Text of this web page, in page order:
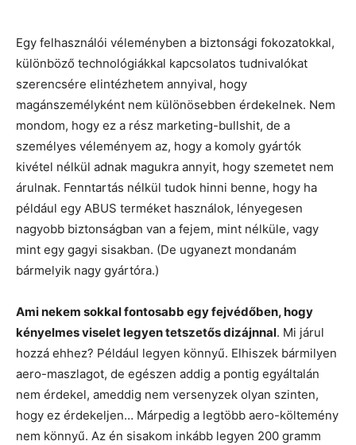
Egy felhasználói véleményben a biztonsági fokozatokkal,
különböző technológiákkal kapcsolatos tudnivalókat
szerencsére elintézhetem annyival, hogy
magánszemélyként nem különösebben érdekelnek. Nem
mondom, hogy ez a rész marketing-bullshit, de a
személyes véleményem az, hogy a komoly gyártók
kivétel nélkül adnak magukra annyit, hogy szemetet nem
árulnak. Fenntartás nélkül tudok hinni benne, hogy ha
például egy ABUS terméket használok, lényegesen
nagyobb biztonságban van a fejem, mint nélküle, vagy
mint egy gagyi sisakban. (De ugyanezt mondanám
bármelyik nagy gyártóra.)
Ami nekem sokkal fontosabb egy fejvédőben, hogy
kényelmes viselet legyen tetszetős dizájnnal. Mi járul
hozzá ehhez? Például legyen könnyű. Elhiszek bármilyen
aero-maszlagot, de egészen addig a pontig egyáltalán
nem érdekel, ameddig nem versenyzek olyan szinten,
hogy ez érdekeljen… Márpedig a legtöbb aero-költemény
nem könnyű. Az én sisakom inkább legyen 200 gramm